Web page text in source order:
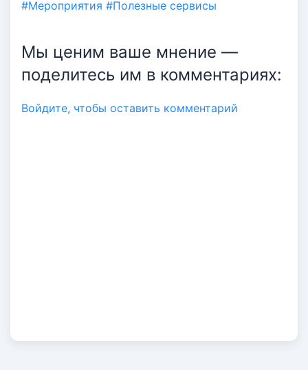
#Мероприятия #Полезные сервисы
Мы ценим ваше мнение —
поделитесь им в комментариях:
Войдите, чтобы оставить комментарий